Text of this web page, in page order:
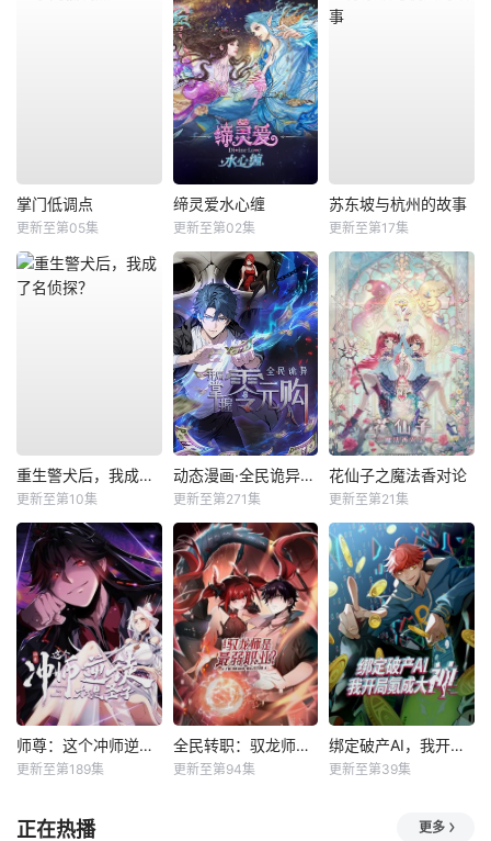
掌门低调点
更新至第05集
缔灵爱水心缠
更新至第02集
苏东坡与杭州的故事
更新至第17集
重生警犬后，我成了名侦探？
更新至第10集
动态漫画·全民诡异：开局掌握零元购
更新至第271集
花仙子之魔法香对论
更新至第21集
师尊：这个冲师逆徒才不是圣子动态漫
更新至第189集
全民转职：驭龙师是最弱职业？动态漫
更新至第94集
绑定破产AI，我开局氪成大神动态漫
更新至第39集
正在热播 更多